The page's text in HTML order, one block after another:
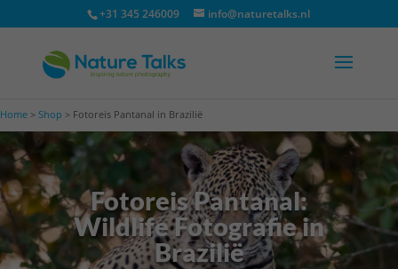
+31 345 246009 info@naturetalks.nl
Home > Shop > Fotoreis Pantanal in Brazilië
Fotoreis Pantanal:
Wildlife Fotografie in
Brazilië